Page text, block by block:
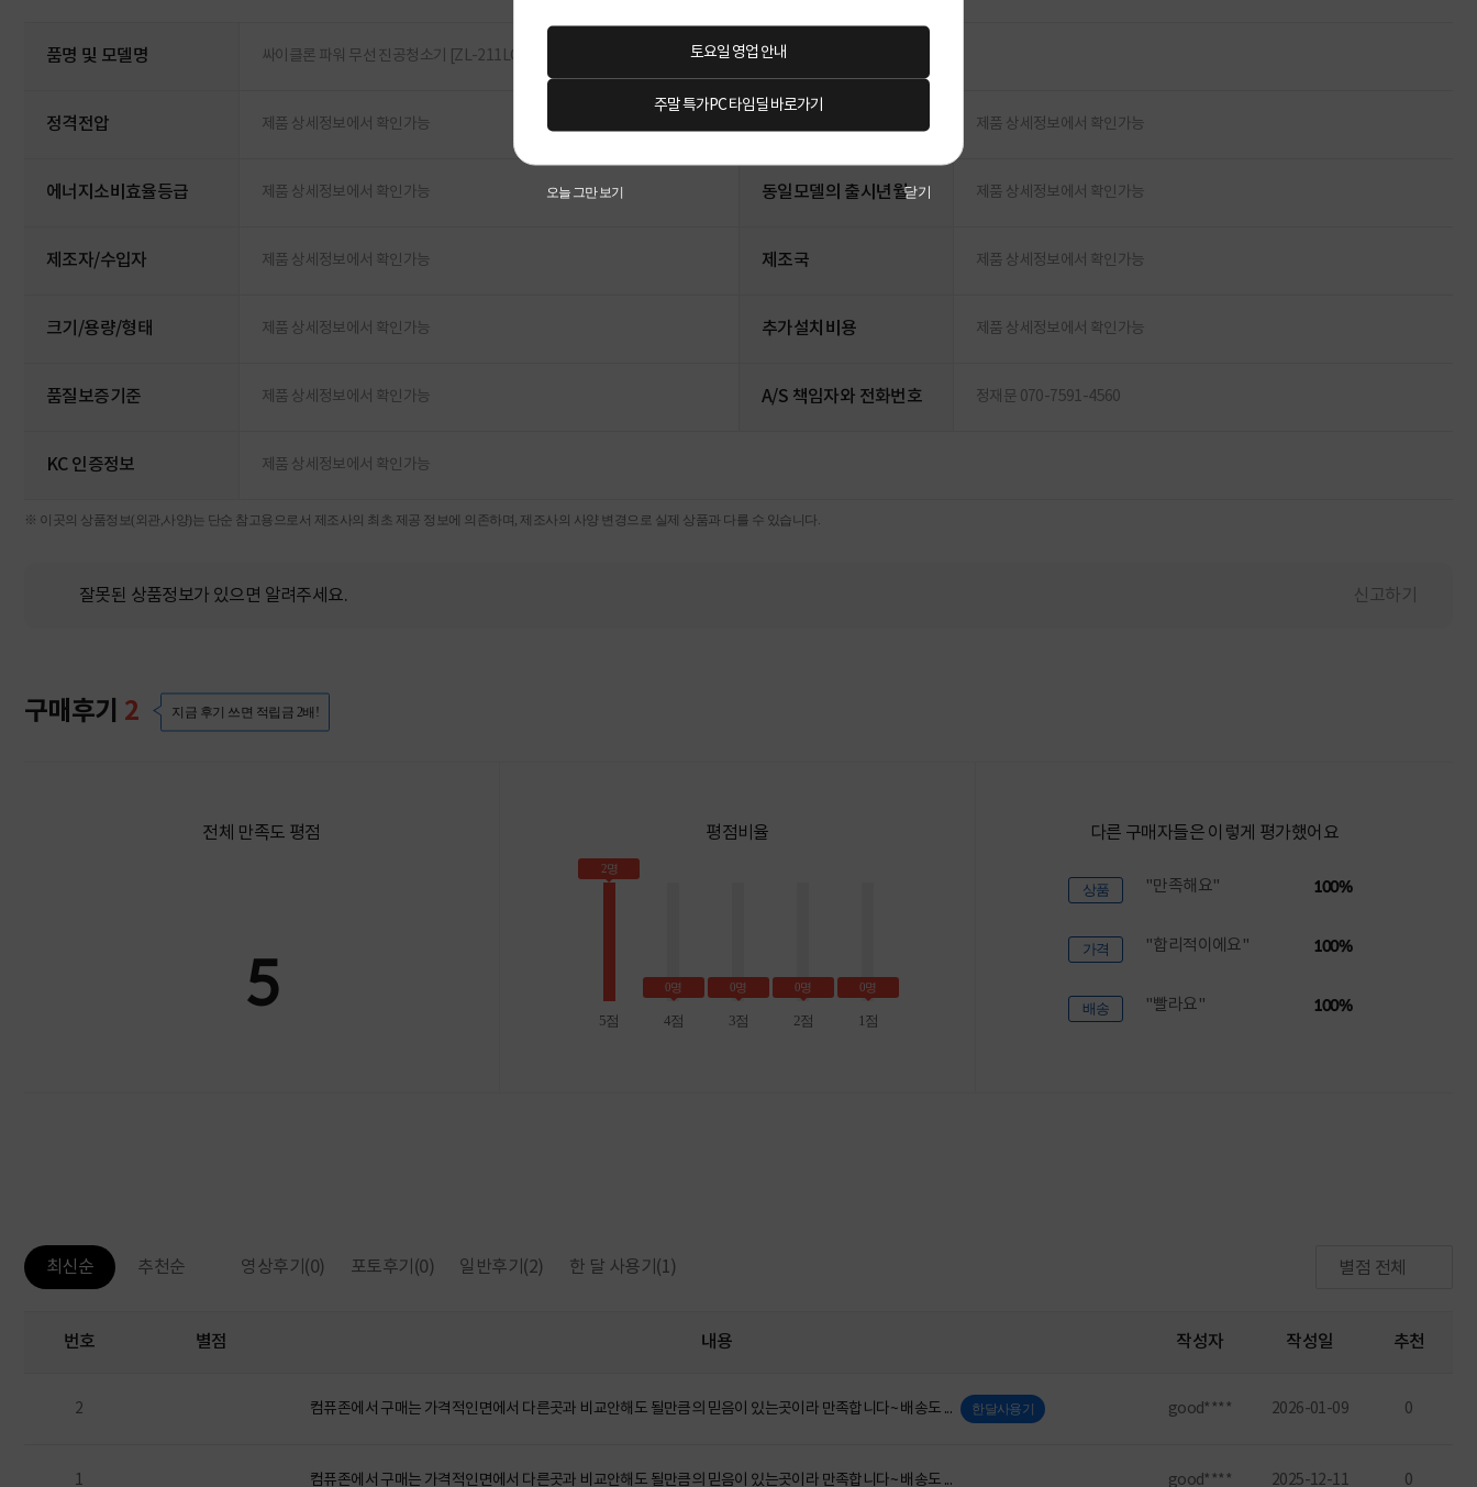
토요일 영업 안내
주말 특가PC 타임딜 바로가기
오늘 그만 보기 닫기
품명 및 모델명 싸이클론 파워 무선 진공청소기 [ZL-211LC]
정격전압 제품 상세정보에서 확인가능 제품 상세정보에서 확인가능
에너지소비효율등급 제품 상세정보에서 확인가능 동일모델의 출시년월 제품 상세정보에서 확인가능
제조자/수입자 제품 상세정보에서 확인가능 제조국 제품 상세정보에서 확인가능
크기/용량/형태 제품 상세정보에서 확인가능 추가설치비용 제품 상세정보에서 확인가능
품질보증기준 제품 상세정보에서 확인가능 A/S 책임자와 전화번호 정재문 070-7591-4560
KC 인증정보 제품 상세정보에서 확인가능
※ 이곳의 상품정보(외관,사양)는 단순 참고용으로서 제조사의 최초 제공 정보에 의존하며, 제조사의 사양 변경으로 실제 상품과 다를 수 있습니다.
잘못된 상품정보가 있으면 알려주세요. 신고하기
구매후기 2 지금 후기 쓰면 적립금 2배!
전체 만족도 평점
5
평점비율
2명
5점
0명
4점
0명
3점
0명
2점
0명
1점
다른 구매자들은 이렇게 평가했어요
상품 "만족해요" 100%
가격 "합리적이에요" 100%
배송 "빨라요" 100%
최신순 추천순 영상후기 (0) 포토후기 (0) 일반후기 (2) 한 달 사용기 (1) 별점 전체
번호 별점 내용 작성자 작성일 추천
2 컴퓨존에서 구매는 가격적인면에서 다른곳과 비교안해도 될만큼의 믿음이 있는곳이라 만족합니다~ 배송도 ... 한달사용기 good**** 2026-01-09 0
1 컴퓨존에서 구매는 가격적인면에서 다른곳과 비교안해도 될만큼의 믿음이 있는곳이라 만족합니다~ 배송도 ... good**** 2025-12-11 0